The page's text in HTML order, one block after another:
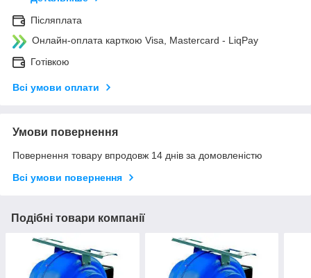
Післяплата
Онлайн-оплата карткою Visa, Mastercard - LiqPay
Готівкою
Всі умови оплати
Умови повернення
Повернення товару впродовж 14 днів за домовленістю
Всі умови повернення
Подібні товари компанії